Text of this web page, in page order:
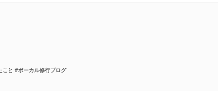
こと #ボーカル修行ブログ